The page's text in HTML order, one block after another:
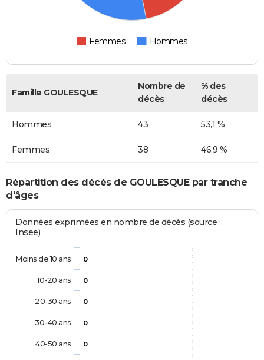
Femmes Hommes
Famille GOULESQUE
Nombre de
décès
% des
décès
Hommes 43 53,1 %
Femmes 38 46,9 %
Répartition des décès de GOULESQUE par tranche
d'âges
Données exprimées en nombre de décès (source :
Insee)
0
0
0
0
0
Moins de 10 ans
10-20 ans
20-30 ans
30-40 ans
40-50 ans